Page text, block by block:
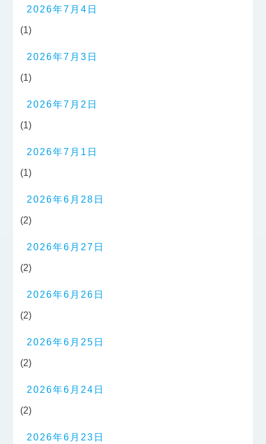
2026年7月4日
(1)
2026年7月3日
(1)
2026年7月2日
(1)
2026年7月1日
(1)
2026年6月28日
(2)
2026年6月27日
(2)
2026年6月26日
(2)
2026年6月25日
(2)
2026年6月24日
(2)
2026年6月23日